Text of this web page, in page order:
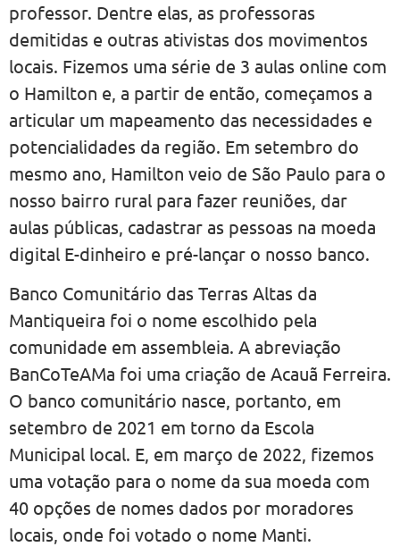
professor. Dentre elas, as professoras
demitidas e outras ativistas dos movimentos
locais. Fizemos uma série de 3 aulas online com
o Hamilton e, a partir de então, começamos a
articular um mapeamento das necessidades e
potencialidades da região. Em setembro do
mesmo ano, Hamilton veio de São Paulo para o
nosso bairro rural para fazer reuniões, dar
aulas públicas, cadastrar as pessoas na moeda
digital E-dinheiro e pré-lançar o nosso banco.
Banco Comunitário das Terras Altas da
Mantiqueira foi o nome escolhido pela
comunidade em assembleia. A abreviação
BanCoTeAMa foi uma criação de Acauã Ferreira.
O banco comunitário nasce, portanto, em
setembro de 2021 em torno da Escola
Municipal local. E, em março de 2022, fizemos
uma votação para o nome da sua moeda com
40 opções de nomes dados por moradores
locais, onde foi votado o nome Manti.